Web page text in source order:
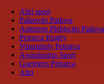
Altri sport
Pallavolo Padova
Antenore Plebiscito Padova
Petrarca Rugby
Vinumitaly Petrarca
Assindustria Sport
Guerriero Petrarca
Altri